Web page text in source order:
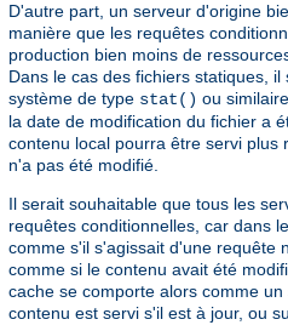
D'autre part, un serveur d'origine
manière que les requêtes
production bien moins de
Dans le cas des fichiers statiques,
système de type stat() ou
la date de modification du fichier a
contenu local pourra être servi plus
n'a pas été modifié.
Il serait souhaitable que tous les
requêtes conditionnelles, car dans
comme s'il s'agissait d'une requête
comme si le contenu avait été
cache se comporte alors comme
contenu est servi s'il est à jour, ou